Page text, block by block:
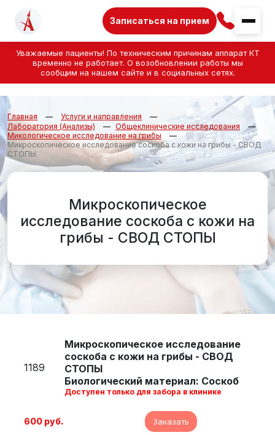
Уважаемые пациенты! По техническим причинам аппарат КТ
временно не работает. О возобновлении работы мы
сообщим на нашем сайте и в социальных сетях.
Записаться на прием
Главная
Услуги и направления
Лаборатория (Анализы)
Общеклинические исследования
Микологическое исследование на грибы
Микроскопическое исследование соскоба с кожи на грибы - СВОД
СТОПЫ
Микроскопическое
исследование соскоба с кожи на
грибы - СВОД СТОПЫ
1189
Микроскопическое исследование
соскоба с кожи на грибы - СВОД
СТОПЫ
Биологический материал: Соскоб
Доступен только для забора в клинике
600 руб. Заказать